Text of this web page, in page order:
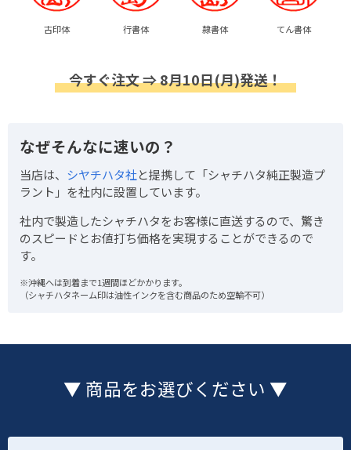
古印体 行書体 隷書体 てん書体
今すぐ注文 ⇒ 8月10日(月)発送！
なぜそんなに速いの？
当店は、 シヤチハタ社と提携して「シャチハタ純正製造プ
ラント」を社内に設置しています。
社内で製造したシャチハタをお客様に直送するので、驚き
のスピードとお値打ち価格を実現することができるので
す。
※沖縄へは到着まで1週間ほどかかります。
（シャチハタネーム印は油性インクを含む商品のため空輸不可）
▼ 商品をお選びください ▼